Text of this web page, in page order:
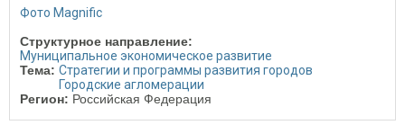
Фото Magnific
Структурное направление:
Муниципальное экономическое развитие
Тема: Стратегии и программы развития городов
Городские агломерации
Регион: Российская Федерация